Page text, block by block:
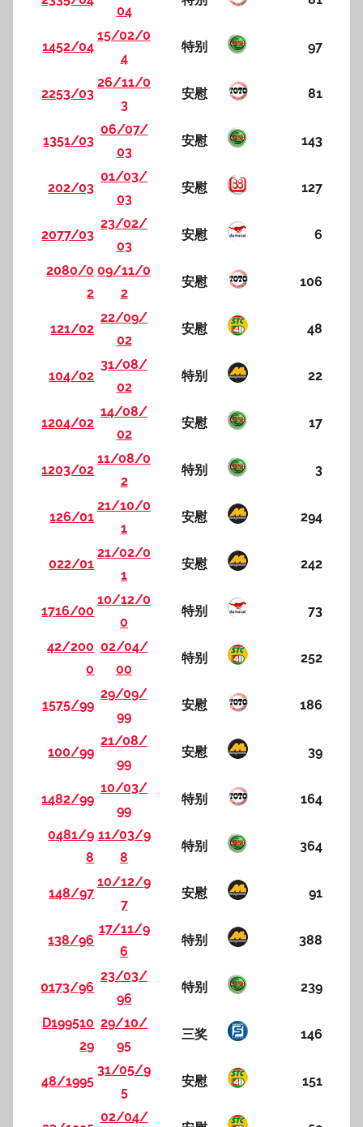
04
1452/04
15/02/0
4
特别 97
2253/03
26/11/0
3
安慰 81
1351/03
06/07/
03
安慰 143
202/03
01/03/
03
安慰 127
2077/03
23/02/
03
安慰 6
2080/0
2
09/11/0
2
安慰 106
121/02
22/09/
02
安慰 48
104/02
31/08/
02
特别 22
1204/02
14/08/
02
安慰 17
1203/02
11/08/0
2
特别 3
126/01
21/10/0
1
安慰 294
022/01
21/02/0
1
安慰 242
1716/00
10/12/0
0
特别 73
42/200
0
02/04/
00
特别 252
1575/99
29/09/
99
安慰 186
100/99
21/08/
99
安慰 39
1482/99
10/03/
99
特别 164
0481/9
8
11/03/9
8
特别 364
148/97
10/12/9
7
安慰 91
138/96
17/11/9
6
特别 388
0173/96
23/03/
96
特别 239
D199510
29
29/10/
95
三奖 146
48/1995
31/05/9
5
安慰 151
02/04/